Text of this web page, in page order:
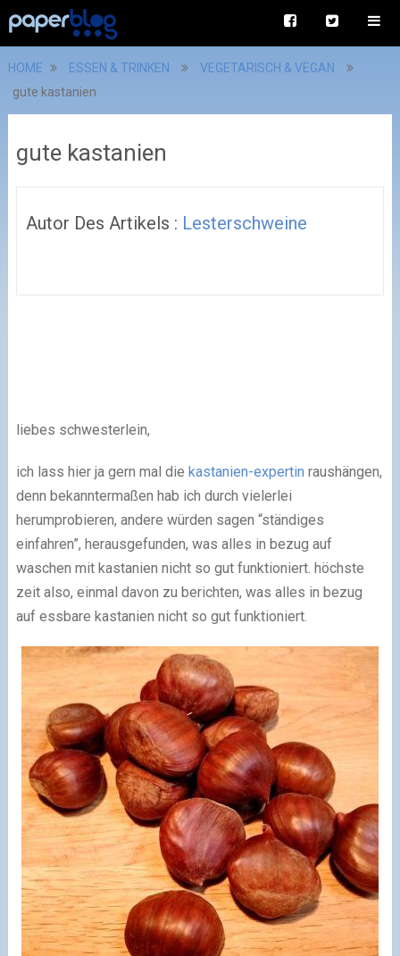
HOME ESSEN & TRINKEN
VEGETARISCH & VEGAN
gute kastanien
gute kastanien
Autor Des Artikels : Lesterschweine
liebes schwesterlein,
ich lass hier ja gern mal die kastanien-expertin raushängen,
denn bekanntermaßen hab ich durch vielerlei
herumprobieren, andere würden sagen “ständiges
einfahren”, herausgefunden, was alles in bezug auf
waschen mit kastanien nicht so gut funktioniert. höchste
zeit also, einmal davon zu berichten, was alles in bezug
auf essbare kastanien nicht so gut funktioniert.